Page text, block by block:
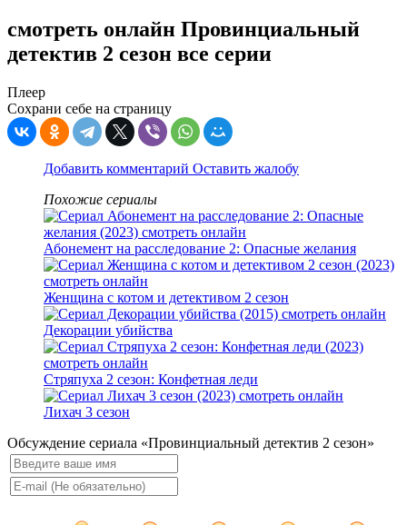
смотреть онлайн Провинциальный
детектив 2 сезон все серии
Плеер
Сохрани себе на страницу
Добавить комментарий Оставить жалобу
Похожие сериалы
Абонемент на расследование 2: Опасные желания
Женщина с котом и детективом 2 сезон
Декорации убийства
Стряпуха 2 сезон: Конфетная леди
Лихач 3 сезон
Обсуждение сериала «Провинциальный детектив 2 сезон»